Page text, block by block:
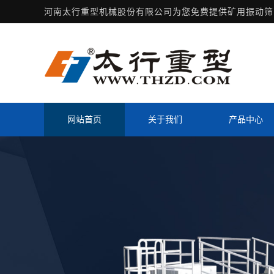
河南太行重型机械股份有限公司为您免费提供矿用振动筛
网站首页 关于我们 产品中心